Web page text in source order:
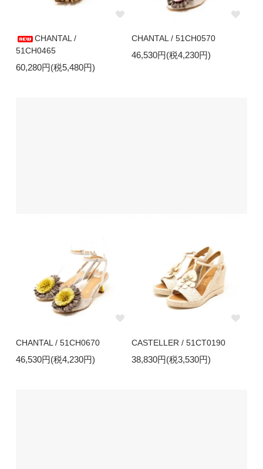
CHANTAL /
51CH0465
60,280円(税5,480円)
CHANTAL / 51CH0570
46,530円(税4,230円)
CHANTAL / 51CH0670
46,530円(税4,230円)
CASTELLER / 51CT0190
38,830円(税3,530円)